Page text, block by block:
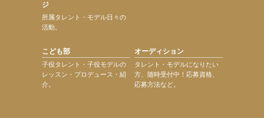
ジ
所属タレント・モデル日々の
活動。
こども部
子役タレント・子役モデルの
レッスン・プロデュース・紹
介。
オーディション
タレント・モデルになりたい
方、随時受付中！応募資格、
応募方法など。